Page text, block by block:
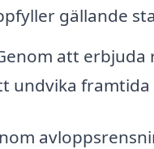
gällande
att
undvika